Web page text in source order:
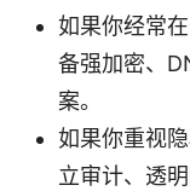
如果你经常
备强加密、
案。
如果你重视
立审计、透